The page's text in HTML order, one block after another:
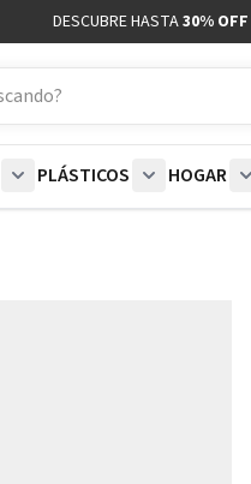
DESCUBRE HASTA30% OFF
PLÁSTICOS
HOGAR